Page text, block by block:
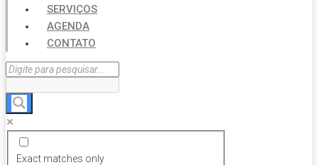
SERVIÇOS
AGENDA
CONTATO
Exact matches only